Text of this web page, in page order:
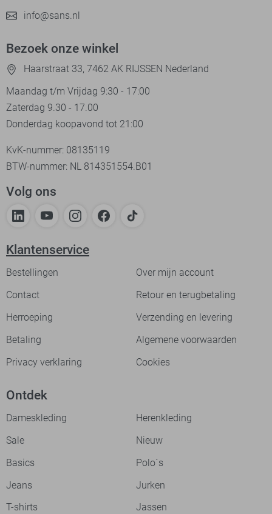
info@sans.nl
Bezoek onze winkel
Haarstraat 33, 7462 AK RIJSSEN Nederland
Maandag t/m Vrijdag 9:30 - 17:00
Zaterdag 9.30 - 17.00
Donderdag koopavond tot 21:00
KvK-nummer: 08135119
BTW-nummer: NL 814351554.B01
Volg ons
Klantenservice
Bestellingen
Over mijn account
Contact
Retour en terugbetaling
Herroeping
Verzending en levering
Betaling
Algemene voorwaarden
Privacy verklaring
Cookies
Ontdek
Dameskleding
Herenkleding
Sale
Nieuw
Basics
Polo`s
Jeans
Jurken
T-shirts
Jassen